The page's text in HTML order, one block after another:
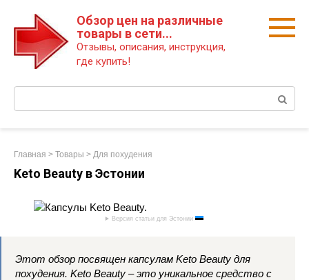
Обзор цен на различные
товары в сети...
Отзывы, описания, инструкция,
где купить!
Главная > Товары > Для похудения
Keto Beauty в Эстонии
Версия статьи для Эстонии
Этот обзор посвящен капсулам Keto Beauty для
похудения. Keto Beauty – это уникальное средство с